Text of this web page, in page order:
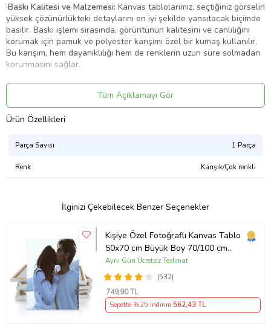
·Baskı Kalitesi ve Malzemesi: Kanvas tablolarımız, seçtiğiniz görselin
yüksek çözünürlükteki detaylarını en iyi şekilde yansıtacak biçimde
basılır. Baskı işlemi sırasında, görüntünün kalitesini ve canlılığını
korumak için pamuk ve polyester karışımı özel bir kumaş kullanılır.
Bu karışım, hem dayanıklılığı hem de renklerin uzun süre solmadan
korunmasını sağlar.
·Şase ve Yapı Dayanıklılığı:Tablolarımızda, 3 cm kalınlığında,
sağlam ve sert bir şase (çerçeve) kullanılmaktadır. Bu özel şase
yapısı, zamanla eğilme, bükülme veya sarkma gibi istenmeyen
deformasyonları engeller. Ayrıca, görsel baskı, kasnağın dört
etkileyici ve sanatsal bir duruş sergiler.
Çerçeve İhtiyacı:
Tablolarımız, çerçeve ihtiyacı olmadan asılmaya
uygun şekilde tasarlanmıştır. Kenarlara kadar uzanan baskı
sağlar. Böylece, dekorasyonunuza modern ve minimalist bir
dokunuş katarsınız.
kcm4281897
Tüm Açıklamayı Gör
Ürün Özellikleri
Parça Sayısı 1 Parça
Renk Karışık/Çok renkli
İlginizi Çekebilecek Benzer Seçenekler
Kişiye Özel Fotoğraflı Kanvas Tablo
50x70 cm Büyük Boy 70/100 cm
Duvar Tablosu – Sevgiliye & Aileye
Anlamlı Hediye , Babaya Hediye
(532)
Aynı Gün Ücretsiz Teslimat
749,90 TL
Sepette %25 İndirim 562,43 TL